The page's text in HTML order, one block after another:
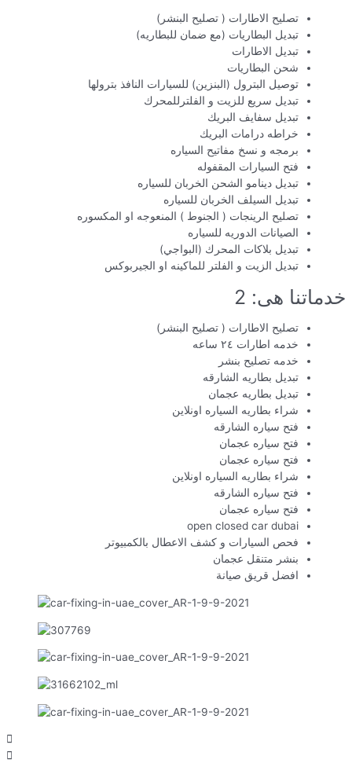
تصليح الاطارات ( تصليح البنشر)
تبديل البطاريات (مع ضمان للبطاريه)
تبديل الاطارات
شحن البطاريات
توصيل البترول (البنزين) للسيارات النافذ بترولها
تبديل سريع للزيت و الفلترللمحرك
تبديل سفايف البريك
خراطه درامات البريك
برمجه و نسخ مفاتيح السياره
فتح السيارات المقفوله
تبديل دينامو الشحن الخربان للسياره
تبديل السيلف الخربان للسياره
تصليح الرينجات ( الجنوط ) المنعوجه او المكسوره
الصيانات الدوريه للسياره
تبديل بلاكات المحرك (البواجي)
تبديل الزيت و الفلتر للماكينه او الجيربوكس
خدماتنا هى: 2
تصليح الاطارات ( تصليح البنشر)
خدمه اطارات ٢٤ ساعه
خدمه تصليح بنشر
تبديل بطاريه الشارقه
تبديل بطاريه عجمان
شراء بطاريه السياره اونلاين
فتح سياره الشارقه
فتح سياره عجمان
فتح سياره عجمان
شراء بطاريه السياره اونلاين
فتح سياره الشارقه
فتح سياره عجمان
open closed car dubai
فحص السيارات و كشف الاعطال بالكمبيوتر
بنشر متنقل عجمان
افضل قريق صيانة